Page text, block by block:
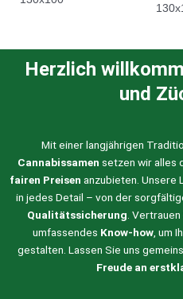
Herzlich
und
Mit einer langjährigen
Cannabissamen setzen wir alles
fairen Preisen anzubieten. Unsere
in jedes Detail – von der
Qualitätssicherung .
umfassendes Know-how, um
gestalten. Lassen Sie uns
Freude an